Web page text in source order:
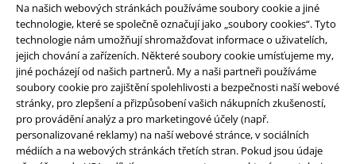
Na našich webových stránkách používáme soubory cookie a jiné
technologie, které se společně označují jako „soubory cookies“. Tyto
technologie nám umožňují shromažďovat informace o uživatelích,
jejich chování a zařízeních. Některé soubory cookie umísťujeme my,
jiné pocházejí od našich partnerů. My a naši partneři používáme
soubory cookie pro zajištění spolehlivosti a bezpečnosti naší webové
stránky, pro zlepšení a přizpůsobení vašich nákupních zkušeností,
pro provádění analýz a pro marketingové účely (např.
personalizované reklamy) na naší webové stránce, v sociálních
médiích a na webových stránkách třetích stran. Pokud jsou údaje
Právní informace
Podmínky